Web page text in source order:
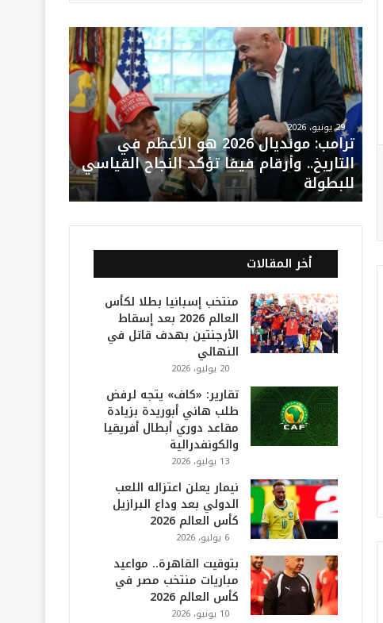
ت
ر
ا
م
ب
:
م
ن
د
ي
29 يونيو، 2026
ترامب: مونديال 2026 هو الأعظم في
التاريخ.. وأرقام فيفا تؤكد النجاح القياسي
للبطولة
أخر المقالات
منتخب إسبانيا بطلا لكأس
العالم 2026 بعد إسقاط
الأرجنتين بهدف قاتل في
النهائي
20 يوليو، 2026
تقارير: «كاف» يتجه لرفض
طلب هاني أبوريدة بزيادة
مقاعد دوري أبطال أفريقيا
والكونفدرالية
13 يوليو، 2026
نيمار يعلن اعتزاله اللعب
الدولي بعد وداع البرازيل
كأس العالم 2026
6 يوليو، 2026
بتوقيت القاهرة.. مواعيد
مباريات منتخب مصر في
كأس العالم 2026
10 يونيو، 2026